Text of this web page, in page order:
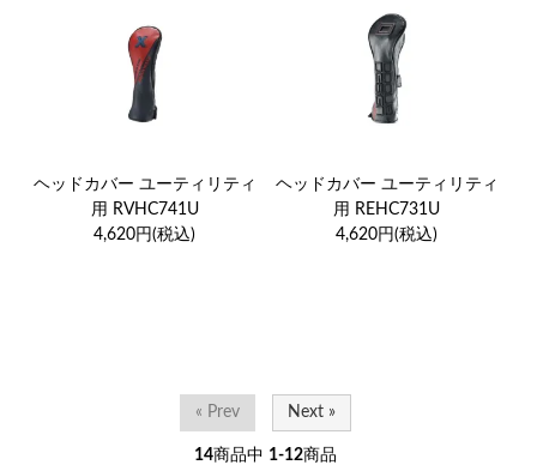
ヘッドカバー ユーティリティ
用 RVHC741U
4,620円(税込)
ヘッドカバー ユーティリティ
用 REHC731U
4,620円(税込)
« Prev Next »
14商品中 1-12商品